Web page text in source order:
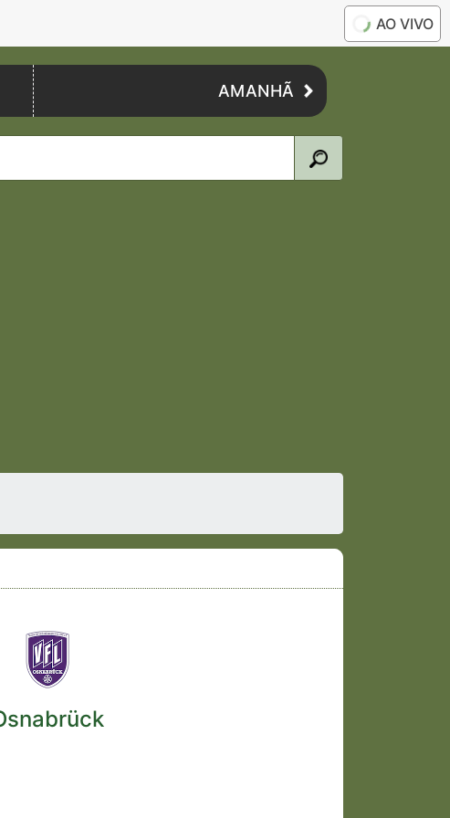
AO VIVO
AMANHÃ